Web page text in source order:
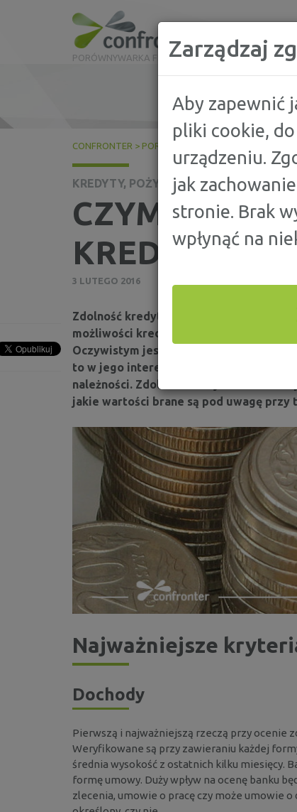
Zarządzaj
Aby zapewnić
pliki cookie,
urządzeniu.
jak
stronie. Brak
wpłynąć na
PORÓWNYWARKA FINANSOWA
CONFRONTER > PORADY
KREDYTY, POŻYCZKI
CZYM JEST
KREDYTOWA?
3 LUTEGO 2016
Zdolność kredytowa to nic innego, jak
możliwości kredytobiorcze Ci
Oczywistym jest, że wylicza ją bank, w
to w jego interesie jest, żebyś był
należności. Zdolność kredytowa
jakie wartości brane są pod uwagę
Najważniejsze
Dochody
Pierwszą i najważniejszą rzeczą przy ocenie
Weryfikowane są przy zawieraniu każdej
średnia wysokość z ostatnich kilku miesięcy.
formę umowy. Duży wpływ na ocenę banku
zlecenia, umowie o pracę czy może umowie